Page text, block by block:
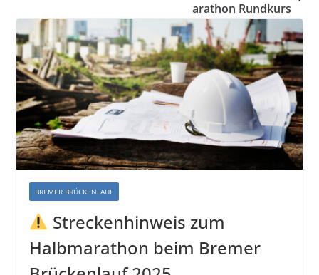
arathon Rundkurs
BREMER BRÜCKENLAUF
Streckenhinweis zum
Halbmarathon beim Bremer